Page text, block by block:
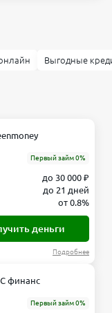
Выгодные
Первый займ 0%
до 30 000 ₽
до 21 дней
от 0.8%
деньги
Подробнее
финанс
Первый займ 0%